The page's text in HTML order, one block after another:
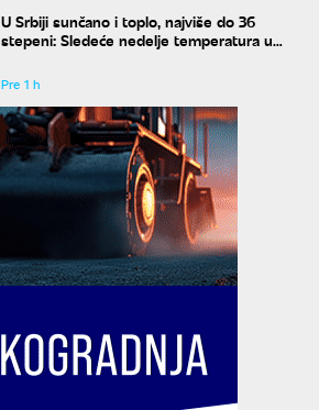
U Srbiji sunčano i toplo, najviše do 36
stepeni: Sledeće nedelje temperatura u
Pre 1 h